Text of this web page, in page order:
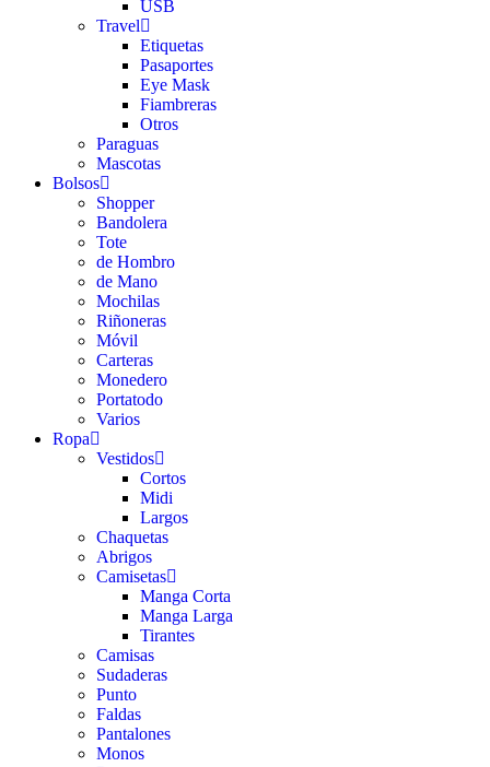
USB
Travel
Etiquetas
Pasaportes
Eye Mask
Fiambreras
Otros
Paraguas
Mascotas
Bolsos
Shopper
Bandolera
Tote
de Hombro
de Mano
Mochilas
Riñoneras
Móvil
Carteras
Monedero
Portatodo
Varios
Ropa
Vestidos
Cortos
Midi
Largos
Chaquetas
Abrigos
Camisetas
Manga Corta
Manga Larga
Tirantes
Camisas
Sudaderas
Punto
Faldas
Pantalones
Monos